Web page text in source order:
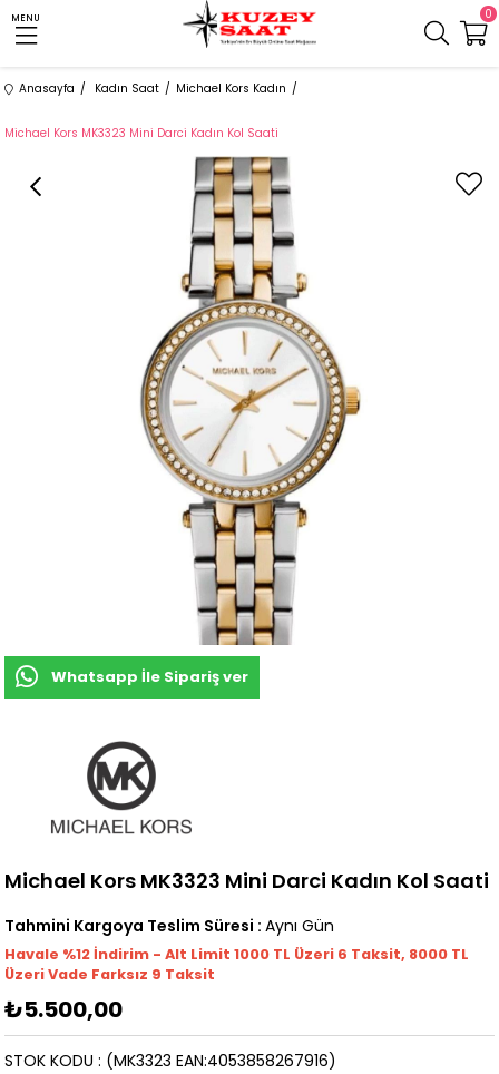
MENU 0
Anasayfa Kadın Saat Michael Kors Kadın
Michael Kors MK3323 Mini Darci Kadın Kol Saati
Whatsapp İle Sipariş ver
Michael Kors MK3323 Mini Darci Kadın Kol Saati
Tahmini Kargoya Teslim Süresi : Aynı Gün
Havale %12 İndirim - Alt Limit 1000 TL Üzeri 6 Taksit, 8000 TL
Üzeri Vade Farksız 9 Taksit
₺5.500,00
(MK3323 EAN:4053858267916)
STOK KODU